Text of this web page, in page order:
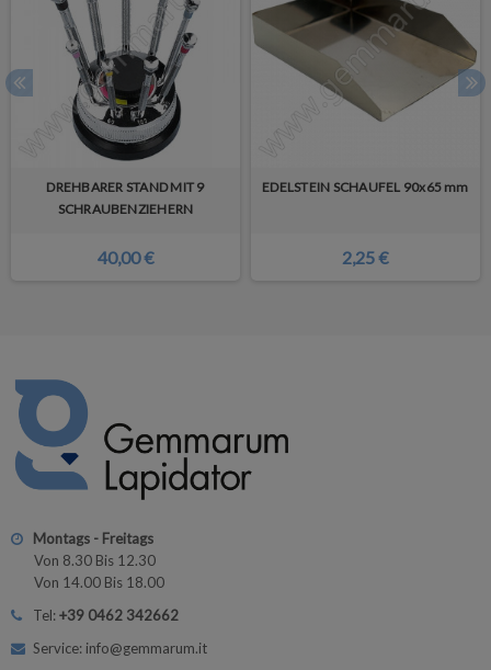
DREHBARER STAND MIT 9
SCHRAUBENZIEHERN
40,00 €
EDELSTEIN SCHAUFEL 90x65 mm
2,25 €
Montags - Freitags
Von 8.30 Bis 12.30
Von 14.00 Bis 18.00
Tel:+39 0462 342662
Service: info@gemmarum.it